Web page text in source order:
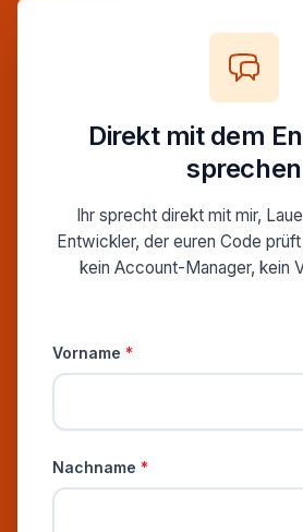
Direkt mit dem
sprechen
Ihr sprecht direkt mit mir,
Entwickler, der euren Code
kein Account-Manager, kein
Vorname *
Nachname *